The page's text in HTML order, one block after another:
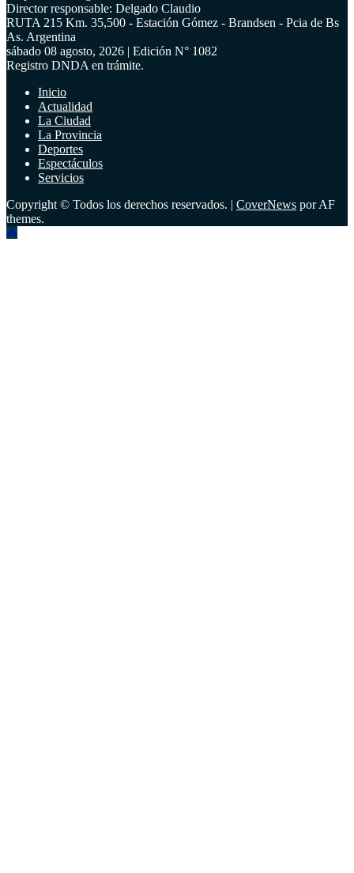
Director responsable: Delgado Claudio
RUTA 215 Km. 35,500 - Estación Gómez - Brandsen - Pcia de Bs
As. Argentina
sábado 08 agosto, 2026 | Edición N° 1082
Registro DNDA en trámite.
Inicio
Actualidad
La Ciudad
La Provincia
Deportes
Espectáculos
Servicios
Copyright © Todos los derechos reservados. | CoverNews por AF
themes.